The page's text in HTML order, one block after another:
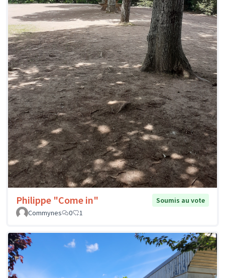
Philippe "Come in"
Soumis au vote
Commynes
0 1